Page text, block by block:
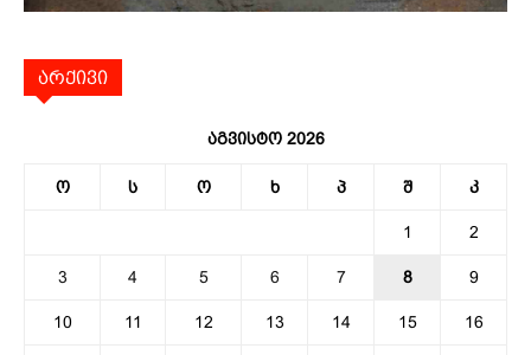
არქივი
აგვისტო 2026
ო ს ო ხ პ შ კ
1 2
3 4 5 6 7 8 9
10 11 12 13 14 15 16